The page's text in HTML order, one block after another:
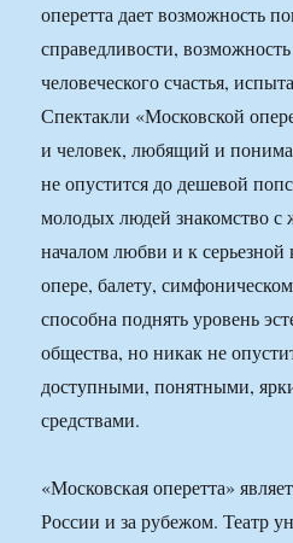
оперетта дает возможность
справедливости,
человеческого счастья,
Спектакли «Московской
и человек, любящий и
не опустится до дешевой
молодых людей знакомство с
началом любви и к
опере, балету,
способна поднять уровень
общества, но никак не
доступными, понятными,
средствами.
«Московская оперетта»
России и за рубежом. Театр